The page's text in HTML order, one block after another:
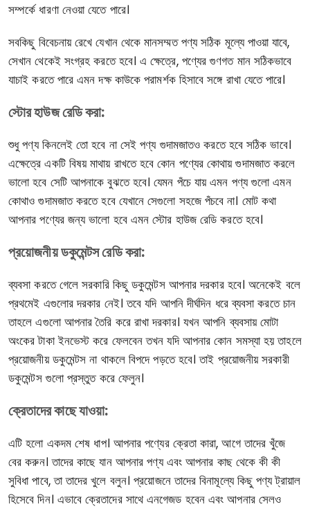
সম্পর্কে ধারণা নেওয়া যেতে পারে।
সবকিছু বিবেচনায় রেখে যেখান থেকে মানসম্মত পণ্য সঠিক মূল্যে পাওয়া যাবে,
সেখান থেকেই সংগ্রহ করতে হবে। এ ক্ষেত্রে, পণ্যের গুণগত মান সঠিকভাবে
যাচাই করতে পারে এমন দক্ষ কাউকে পরামর্শক হিসাবে সঙ্গে রাখা যেতে পারে।
স্টোর হাউজ রেডি করা:
শুধু পণ্য কিনলেই তো হবে না সেই পণ্য গুদামজাতও করতে হবে সঠিক ভাবে।
এক্ষেত্রে একটি বিষয় মাথায় রাখতে হবে কোন পণ্যের কোথায় গুদামজাত করলে
ভালো হবে সেটি আপনাকে বুঝতে হবে। যেমন পঁচে যায় এমন পণ্য গুলো এমন
কোথাও গুদামজাত করতে হবে যেখানে সেগুলো সহজে পঁচবে না। মোট কথা
আপনার পণ্যের জন্য ভালো হবে এমন স্টোর হাউজ রেডি করতে হবে।
প্রয়োজনীয় ডকুমেন্টস রেডি করা:
ব্যবসা করতে গেলে সরকারি কিছু ডকুমেন্টস আপনার দরকার হবে। অনেকেই বলে
প্রথমেই এগুলোর দরকার নেই। তবে যদি আপনি দীর্ঘদিন ধরে ব্যবসা করতে চান
তাহলে এগুলো আপনার তৈরি করে রাখা দরকার। যখন আপনি ব্যবসায় মোটা
অংকের টাকা ইনভেস্ট করে ফেলবেন তখন যদি আপনার কোন সমস্যা হয় তাহলে
প্রয়োজনীয় ডকুমেন্টস না থাকলে বিপদে পড়তে হবে। তাই প্রয়োজনীয় সরকারী
ডকুমেন্টস গুলো প্রস্তুত করে ফেলুন।
ক্রেতাদের কাছে যাওয়া:
এটি হলো একদম শেষ ধাপ। আপনার পণ্যের ক্রেতা কারা, আগে তাদের খুঁজে
বের করুন। তাদের কাছে যান আপনার পণ্য এবং আপনার কাছ থেকে কী কী
সুবিধা পাবে, তা তাদের খুলে বলুন। প্রয়োজনে তাদের বিনামূল্যে কিছু পণ্য ট্রায়াল
হিসেবে দিন। এভাবে ক্রেতাদের সাথে এনগেজড হবেন এবং আপনার সেলও